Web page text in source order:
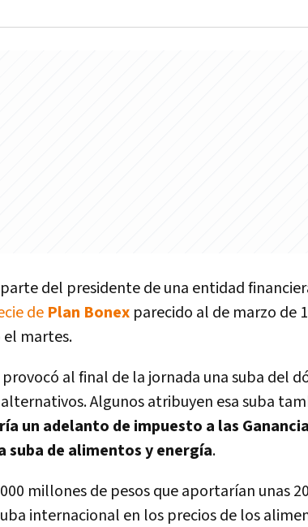
del presidente de una entidad
de Plan Bonex parecido al de marzo de
el martes.
al final de la jornada una suba del
Algunos atribuyen esa suba
un adelanto de impuesto a las
suba de alimentos y energía.
millones de pesos que aportarían unas
internacional en los precios de los